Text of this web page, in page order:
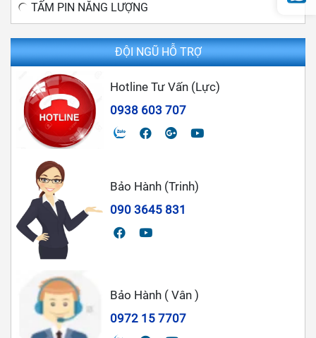
TẤM PIN NĂNG LƯỢNG
ĐỘI NGŨ HỖ TRỢ
Hotline Tư Vấn (Lực)
0938 603 707
Bảo Hành (Trinh)
090 3645 831
Bảo Hành ( Vân )
0972 15 7707